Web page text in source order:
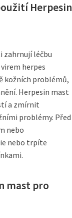
Herpesin
zahrnují léčbu
herpes
kožních problémů,
Herpesin mast
a zmírnit
problémy. Před
nebo
nebo trpíte
mast pro